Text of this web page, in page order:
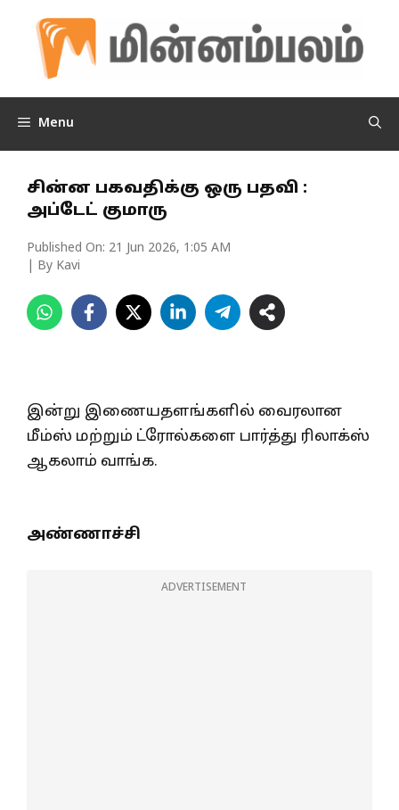
content
Menu
சின்ன பகவதிக்கு ஒரு பதவி :
அப்டேட் குமாரு
Published On: 21 Jun 2026, 1:05 AM
| By Kavi
இன்று இணையதளங்களில் வைரலான
மீம்ஸ் மற்றும் ட்ரோல்களை பார்த்து ரிலாக்ஸ்
ஆகலாம் வாங்க.
அண்ணாச்சி
ADVERTISEMENT